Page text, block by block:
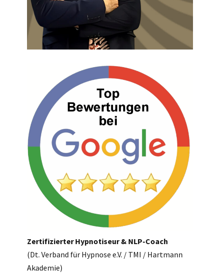
Zertifizierter Hypnotiseur & NLP-Coach
​​​​​​​(Dt. Verband für Hypnose e.V. / TMI / Hartmann
Akademie)